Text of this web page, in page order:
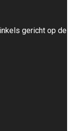
gericht op de